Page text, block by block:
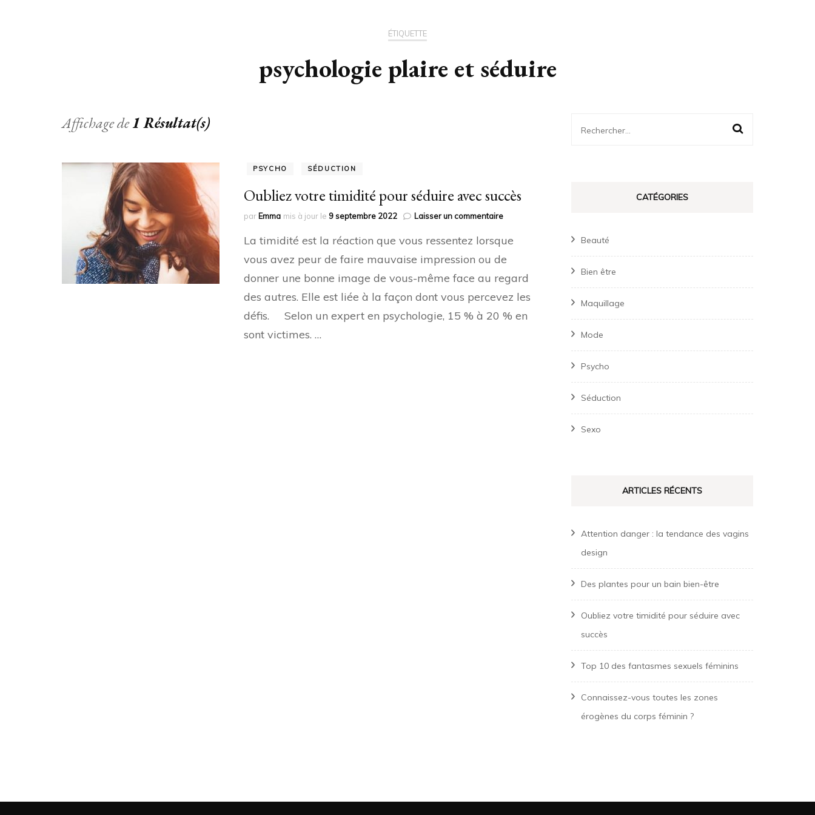
ÉTIQUETTE
psychologie plaire et séduire
Affichage de1 Résultat(s)
PSYCHO SÉDUCTION
Oubliez votre timidité pour séduire avec succès
par Emma mis à jour le 9 septembre 2022 Laisser un commentairesur
votre
pour
séduire
succès
La timidité est la réaction que vous ressentez lorsque
vous avez peur de faire mauvaise impression ou de
donner une bonne image de vous-même face au regard
des autres. Elle est liée à la façon dont vous percevez les
défis. Selon un expert en psychologie, 15 % à 20 % en
sont victimes. …
Rechercher :
CATÉGORIES
Beauté
Bien être
Maquillage
Mode
Psycho
Séduction
Sexo
ARTICLES RÉCENTS
Attention danger : la tendance des vagins
design
Des plantes pour un bain bien-être
Oubliez votre timidité pour séduire avec
succès
Top 10 des fantasmes sexuels féminins
Connaissez-vous toutes les zones
érogènes du corps féminin ?